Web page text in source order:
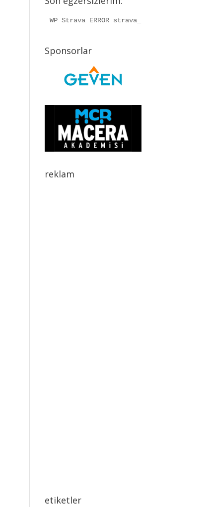
WP Strava ERROR strava_info should
Sponsorlar
reklam
etiketler